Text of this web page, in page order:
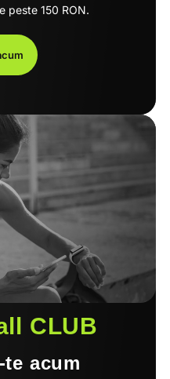
peste 150 RON.
CLUB
acum